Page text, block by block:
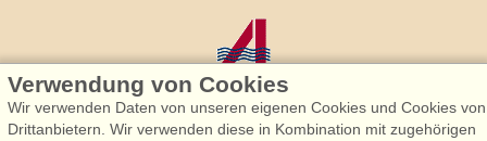
Verwendung von Cookies
Wir verwenden Daten von unseren eigenen Cookies und Cookies von
Drittanbietern. Wir verwenden diese in Kombination mit zugehörigen